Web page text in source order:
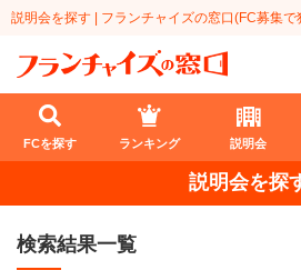
説明会を探す | フランチャイズの窓口(FC募集で
FCを探す
業種
FCを探す ランキング 説明会
説明会を探
検索結果一覧